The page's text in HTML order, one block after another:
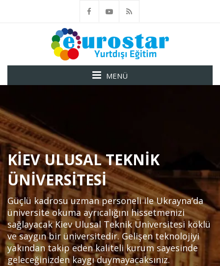
MENÜ
KIEV ULUSAL TEKNIK
ÜNIVERSITESI
Güçlü kadrosu uzman personeli ile Ukrayna’da
üniversite okuma ayrıcalığını hissetmenizi
sağlayacak Kiev Ulusal Teknik Üniversitesi köklü
ve saygın bir üniversitedir. Gelişen teknolojiyi
yakından takip eden kaliteli kurum sayesinde
geleceğinizden kaygı duymayacaksınız.